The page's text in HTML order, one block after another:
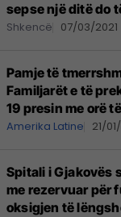
sepse një ditë do
Shkencë 07/03/2021
Pamje të
Familjarët e të
19 presin me orë
për të siguruar
Amerika Latine 21/
​Spitali i Gjakovës
me rezervuar për
oksigjen të